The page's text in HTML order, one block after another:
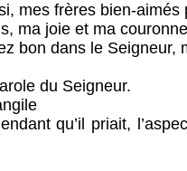
mes frères bien-aimés
ma joie et ma
bon dans le Seigneur,
du Seigneur.
qu’il priait,